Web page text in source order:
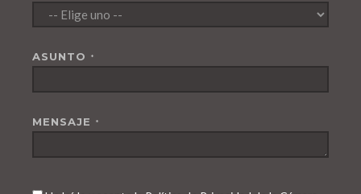
ASUNTO *
MENSAJE *